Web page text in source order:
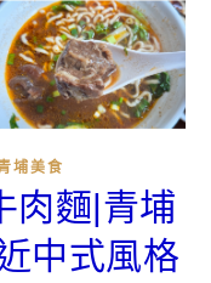
埔美食
肉麵|青埔
中式風格